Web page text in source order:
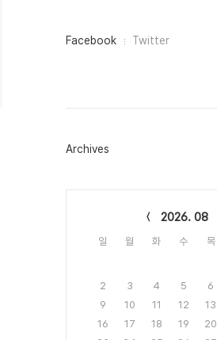
페
그
Facebook Twitter
Archives
2026. 08
일 월 화 수 목
2
3 4 5 6
9
10 11 12 13
16
17 18 19 20